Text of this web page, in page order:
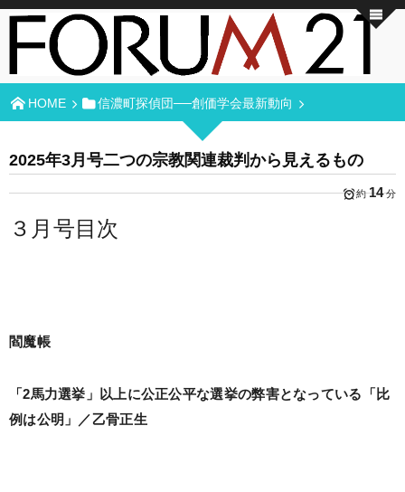
HOME 信濃町探偵団──創価学会最新動向
2025年3月号二つの宗教関連裁判から見えるもの
約14分
３月号目次
閻魔帳
「2馬力選挙」以上に公正公平な選挙の弊害となっている「比
例は公明」／乙骨正生